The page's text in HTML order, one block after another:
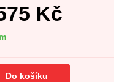
Kč
Do košíku